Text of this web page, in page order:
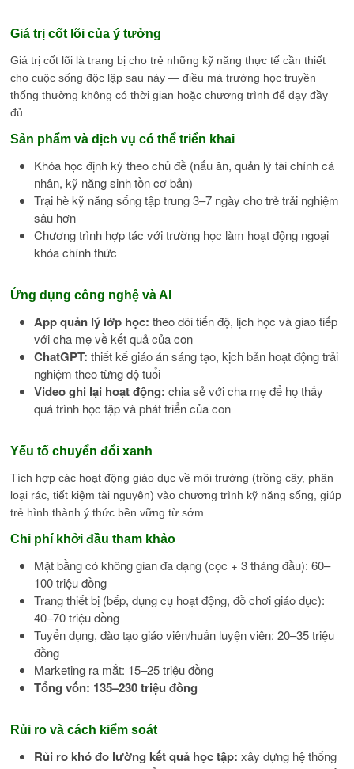
Giá trị cốt lõi của ý tưởng
Giá trị cốt lõi là trang bị cho trẻ những kỹ năng thực tế cần thiết
cho cuộc sống độc lập sau này — điều mà trường học truyền
thống thường không có thời gian hoặc chương trình để dạy đầy
đủ.
Sản phẩm và dịch vụ có thể triển khai
Khóa học định kỳ theo chủ đề (nấu ăn, quản lý tài chính cá
nhân, kỹ năng sinh tồn cơ bản)
Trại hè kỹ năng sống tập trung 3–7 ngày cho trẻ trải nghiệm
sâu hơn
Chương trình hợp tác với trường học làm hoạt động ngoại
khóa chính thức
Ứng dụng công nghệ và AI
App quản lý lớp học: theo dõi tiến độ, lịch học và giao tiếp
với cha mẹ về kết quả của con
ChatGPT: thiết kế giáo án sáng tạo, kịch bản hoạt động trải
nghiệm theo từng độ tuổi
Video ghi lại hoạt động: chia sẻ với cha mẹ để họ thấy
quá trình học tập và phát triển của con
Yếu tố chuyển đổi xanh
Tích hợp các hoạt động giáo dục về môi trường (trồng cây, phân
loại rác, tiết kiệm tài nguyên) vào chương trình kỹ năng sống, giúp
trẻ hình thành ý thức bền vững từ sớm.
Chi phí khởi đầu tham khảo
Mặt bằng có không gian đa dạng (cọc + 3 tháng đầu): 60–
100 triệu đồng
Trang thiết bị (bếp, dụng cụ hoạt động, đồ chơi giáo dục):
40–70 triệu đồng
Tuyển dụng, đào tạo giáo viên/huấn luyện viên: 20–35 triệu
đồng
Marketing ra mắt: 15–25 triệu đồng
Tổng vốn: 135–230 triệu đồng
Rủi ro và cách kiểm soát
Rủi ro khó đo lường kết quả học tập: xây dựng hệ thống